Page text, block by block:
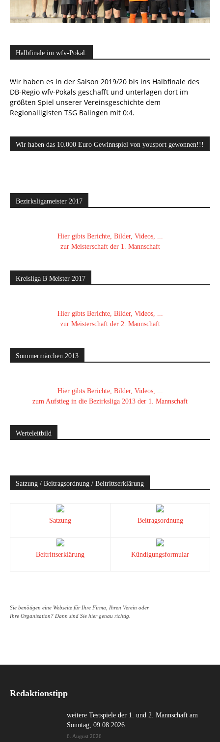
Halbfinale im wfv-Pokal:
Wir haben es in der Saison 2019/20 bis ins Halbfinale des
DB-Regio wfv-Pokals geschafft und unterlagen dort im
größten Spiel unserer Vereinsgeschichte dem
Regionalligisten TSG Balingen mit 0:4.
Wir haben das 10.000 Euro Gewinnspiel von yousport gewonnen!!!
Bezirksligameister 2017
Hier gibts Berichte, Bilder, Videos, ...
zur Meisterschaft der 1. Mannschaft
Kreisliga B Meister 2017
Hier gibts Berichte, Bilder, Videos, ...
zur Meisterschaft der 2. Mannschaft
Sommermärchen 2013
Hier gibts Berichte, Bilder, Videos, ...
zum Aufstieg in die Bezirksliga 2013 der 1. Mannschaft
Werteleitbild
Satzung / Beitragsordnung / Beitrittserklärung
Satzung Beitragsordnung
Beitrittserklärung Kündigungsformular
Sie benötigen eine Webseite für Ihre Firma, Ihren Verein oder
Ihre Organisation? Dann sind Sie hier genau richtig.
Redaktionstipp
weitere Testspiele der 1. und 2. Mannschaft am
Sonntag, 09.08.2026
6. August 2026